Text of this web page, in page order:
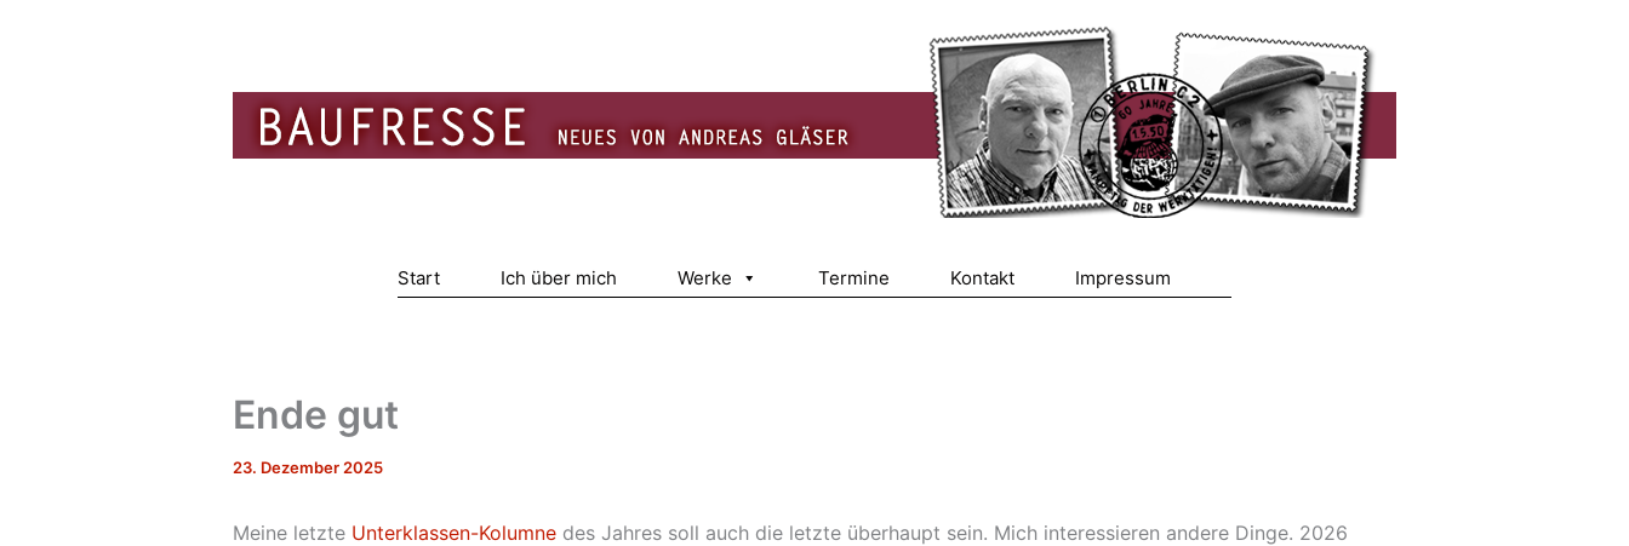
Start Ich über mich Werke Termine Kontakt Impressum
Ende gut
23. Dezember 2025
Meine letzte Unterklassen-Kolumne des Jahres soll auch die letzte überhaupt sein. Mich interessieren andere Dinge. 2026